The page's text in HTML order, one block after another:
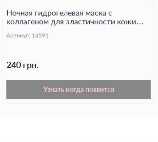
Ночная гидрогелевая маска с
коллагеном для эластичности кожи
Артикул: 14591
240 грн.
Узнать когда появится